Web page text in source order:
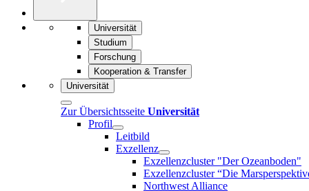
Universität
Studium
Forschung
Kooperation & Transfer
Universität
Zur Übersichtsseite Universität
Profil
Leitbild
Exzellenz
Exzellenzcluster "Der Ozeanboden"
Exzellenzcluster “Die
Northwest Alliance